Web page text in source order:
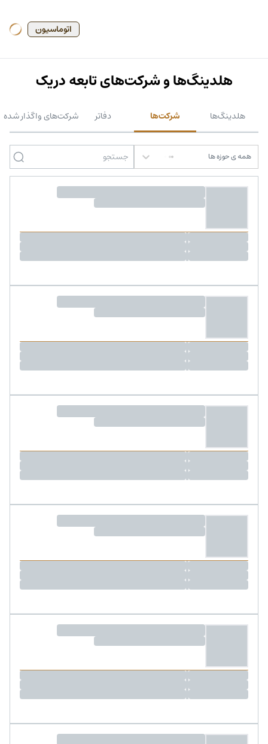
اتوماسیون
هلدینگ‌ها و شرکت‌های تابعه دریک
هلدینگ‌ها شرکت‌ها دفاتر شرکت‌های واگذار شده
همه ی حوزه ها